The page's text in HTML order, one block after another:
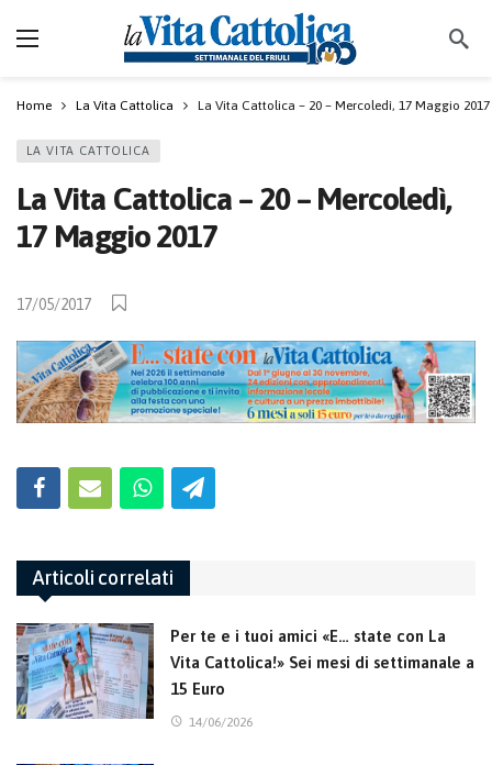
Home La Vita Cattolica La Vita Cattolica – 20 – Mercoledì, 17 Maggio 2017
LA VITA CATTOLICA
La Vita Cattolica – 20 – Mercoledì,
17 Maggio 2017
17/05/2017
Articoli correlati
Per te e i tuoi amici «E… state con La
Vita Cattolica!» Sei mesi di settimanale a
15 Euro
14/06/2026